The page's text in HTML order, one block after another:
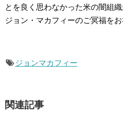
とを良く思わなかった米の闇組
ジョン・マカフィーのご冥福をお
ジョンマカフィー
関連記事